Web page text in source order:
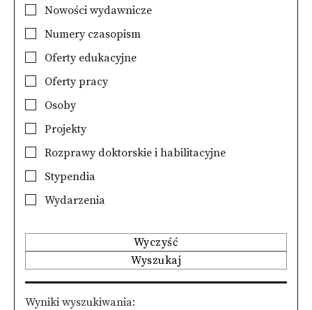
Nowości wydawnicze
Numery czasopism
Oferty edukacyjne
Oferty pracy
Osoby
Projekty
Rozprawy doktorskie i habilitacyjne
Stypendia
Wydarzenia
Wyczyść
Wyszukaj
Wyniki wyszukiwania